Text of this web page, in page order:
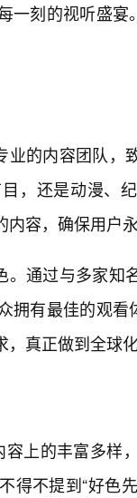
一刻的视听盛
的内容团队，
，还是动漫、
容，确保用户
。通过与多家知
拥有最佳的观
真正做到全球
容上的丰富多样
得不提到“好色